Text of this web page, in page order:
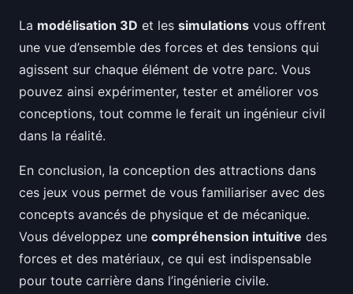
La modélisation 3D et les simulations vous offrent
une vue d’ensemble des forces et des tensions qui
agissent sur chaque élément de votre parc. Vous
pouvez ainsi expérimenter, tester et améliorer vos
conceptions, tout comme le ferait un ingénieur civil
dans la réalité.
En conclusion, la conception des attractions dans
ces jeux vous permet de vous familiariser avec des
concepts avancés de physique et de mécanique.
Vous développez une compréhension intuitive des
forces et des matériaux, ce qui est indispensable
pour toute carrière dans l’ingénierie civile.